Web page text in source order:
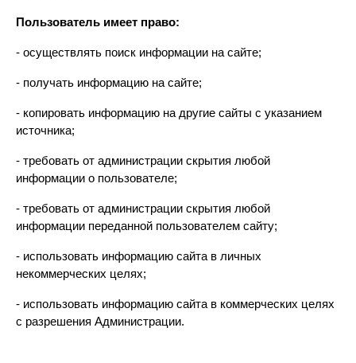
Пользователь имеет право:
- осуществлять поиск информации на сайте;
- получать информацию на сайте;
- копировать информацию на другие сайты с указанием
источника;
- требовать от администрации скрытия любой
информации о пользователе;
- требовать от администрации скрытия любой
информации переданной пользователем сайту;
- использовать информацию сайта в личных
некоммерческих целях;
- использовать информацию сайта в коммерческих целях
с разрешения Администрации.